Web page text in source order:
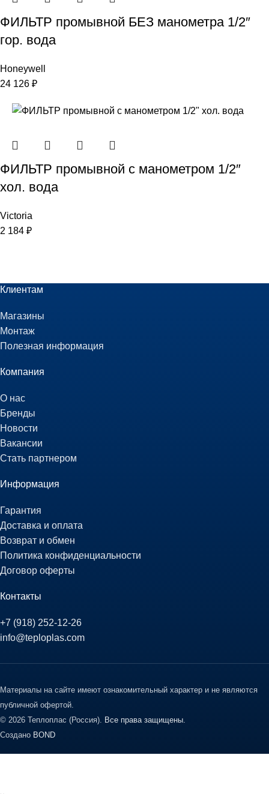
ФИЛЬТР промывной БЕЗ манометра 1/2″
гор. вода
Honeywell
24 126 ₽
ФИЛЬТР промывной с манометром 1/2″
хол. вода
Victoria
2 184 ₽
Клиентам
Магазины
Монтаж
Полезная информация
Компания
О нас
Бренды
Новости
Вакансии
Стать партнером
Информация
Гарантия
Доставка и оплата
Возврат и обмен
Политика конфиденциальности
Договор оферты
Контакты
+7 (918) 252-12-26
info@teploplas.com
Материалы на сайте имеют ознакомительный характер и не являются
публичной офертой.
© 2026 Теплоплас (Россия). Все права защищены.
Создано BOND